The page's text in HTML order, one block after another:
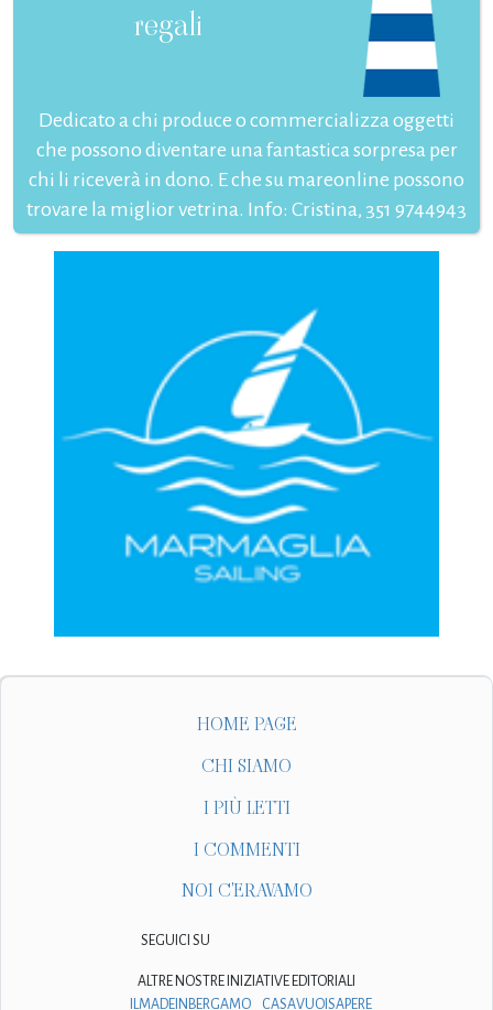
regali
Dedicato a chi produce o commercializza oggetti
che possono diventare una fantastica sorpresa per
chi li riceverà in dono. E che su mareonline possono
trovare la miglior vetrina. Info: Cristina, 351 9744943
HOME PAGE
CHI SIAMO
I PIÙ LETTI
I COMMENTI
NOI C'ERAVAMO
SEGUICI SU
ALTRE NOSTRE INIZIATIVE EDITORIALI
ILMADEINBERGAMO
CASAVUOISAPERE